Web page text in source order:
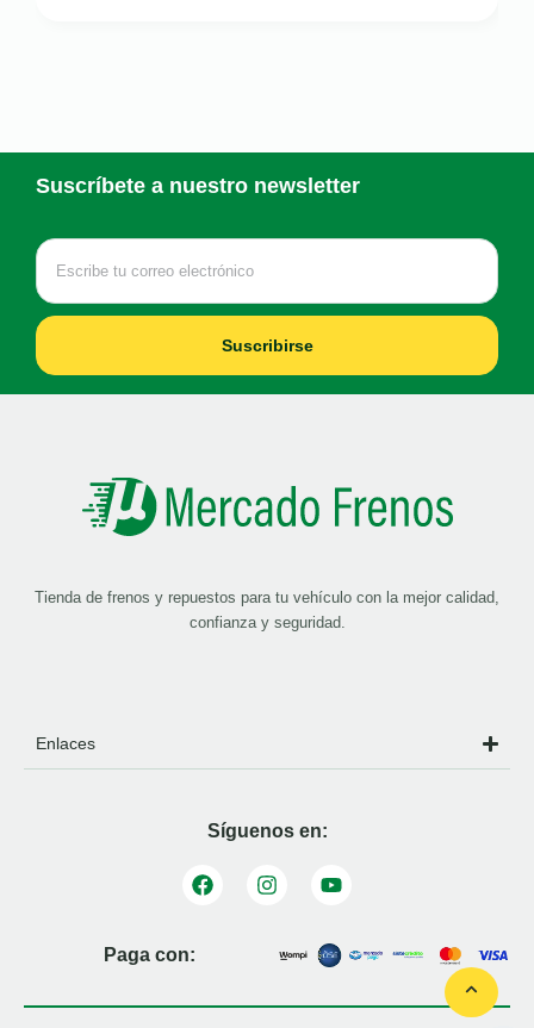
Suscríbete a nuestro newsletter
Suscribirse
Tienda de frenos y repuestos para tu vehículo con la mejor calidad,
confianza y seguridad.
Enlaces
Síguenos en:
Paga con: